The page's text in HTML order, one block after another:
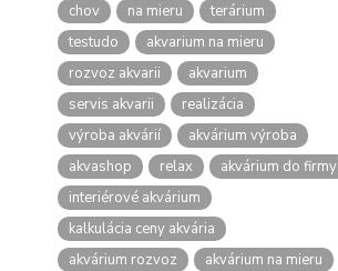
chov
na mieru
terárium
testudo
akvarium na mieru
rozvoz akvarii
akvarium
servis akvarii
realizácia
výroba akvárií
akvárium výroba
akvashop
relax
akvárium do firmy
interiérové akvárium
kalkulácia ceny akvária
akvárium rozvoz
akvárium na mieru